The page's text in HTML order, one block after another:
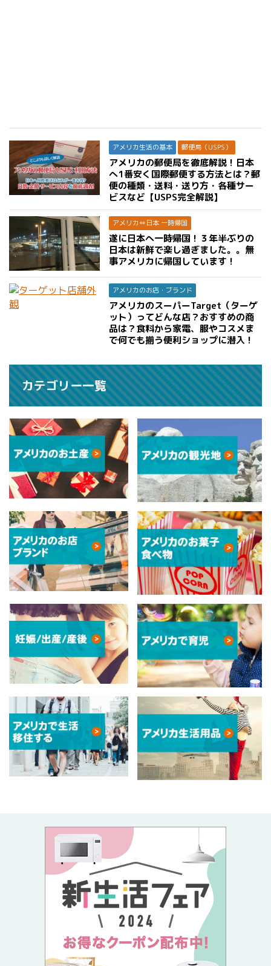
アメリカ生活の基本 郵便局（USPS）
アメリカの郵便局を徹底解説！日本
へ1番安く国際郵便する方法とは？郵
便の種類・送料・送り方・各種サー
ビスなど【USPS完全解説】
アメリカ⇔日本 一時帰国
遂に日本へ一時帰国！３年半ぶりの
日本は新鮮で楽し過ぎました。。無
事アメリカに帰国しています！
アメリカのお店・ブランド
アメリカのスーパーTarget（ターゲ
ット）ってどんな店？おすすめの商
品は？食料から家電、服やコスメま
で何でも揃う便利ショップに潜入！
カテゴリー一覧